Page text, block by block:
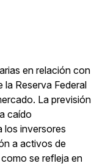
en relación con
la Reserva Federal
La previsión
caído
los inversores
a activos de
se refleja en